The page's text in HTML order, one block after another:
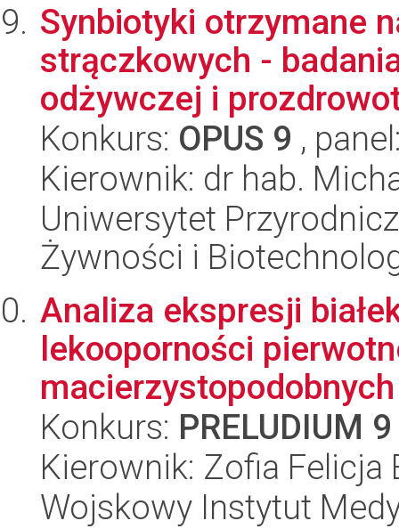
Synbiotyki otrzymane
strączkowych -
odżywczej i
Konkurs: OPUS 9 ,
Kierownik: dr hab.
Uniwersytet
Żywności i
Analiza ekspresji
lekooporności
Konkurs: PRELUDIUM 9
Kierownik: Zofia Felicja
Wojskowy Instytut